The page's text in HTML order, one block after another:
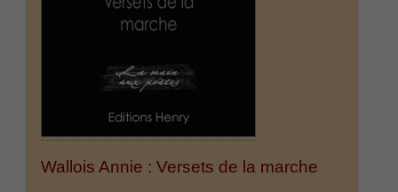
Wallois Annie : Versets de la marche